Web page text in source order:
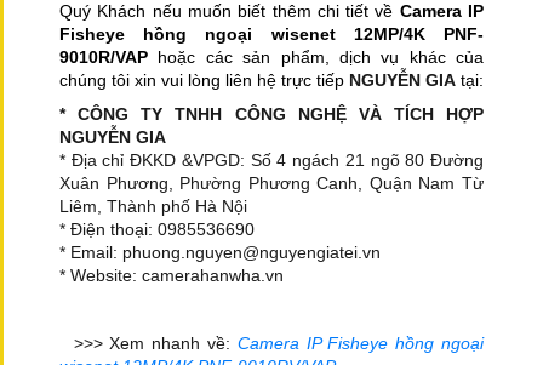
Quý Khách nếu muốn biết thêm chi tiết về Camera IP
Fisheye hồng ngoại wisenet 12MP/4K PNF-
9010R/VAP hoặc các sản phẩm, dịch vụ khác của
chúng tôi xin vui lòng liên hệ trực tiếp NGUYỄN GIA tại:
* CÔNG TY TNHH CÔNG NGHỆ VÀ TÍCH HỢP
NGUYỄN GIA
* Địa chỉ ĐKKD &VPGD: Số 4 ngách 21 ngõ 80 Đường
Xuân Phương, Phường Phương Canh, Quận Nam Từ
Liêm, Thành phố Hà Nội
* Điện thoại: 0985536690
* Email: phuong.nguyen@nguyengiatei.vn
* Website: camerahanwha.vn
>>> Xem nhanh về: Camera IP Fisheye hồng ngoại